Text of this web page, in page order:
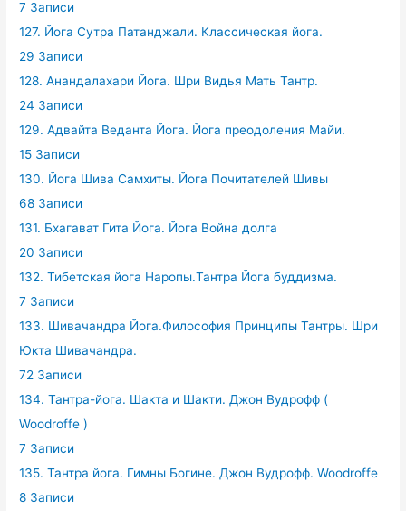
7 Записи
127. Йога Сутра Патанджали. Классическая йога.
29 Записи
128. Анандалахари Йога. Шри Видья Мать Тантр.
24 Записи
129. Адвайта Веданта Йога. Йога преодоления Майи.
15 Записи
130. Йога Шива Самхиты. Йога Почитателей Шивы
68 Записи
131. Бхагават Гита Йога. Йога Война долга
20 Записи
132. Тибетская йога Наропы.Тантра Йога буддизма.
7 Записи
133. Шивачандра Йога.Философия Принципы Тантры. Шри
Юкта Шивачандра.
72 Записи
134. Тантра-йога. Шакта и Шакти. Джон Вудрофф (
Woodroffe )
7 Записи
135. Тантра йога. Гимны Богине. Джон Вудрофф. Woodroffe
8 Записи